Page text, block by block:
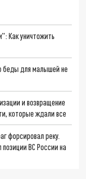
Как уничтожить
беды для малышей не
и возвращение
которые ждали все
форсировал реку.
позиции ВС России на